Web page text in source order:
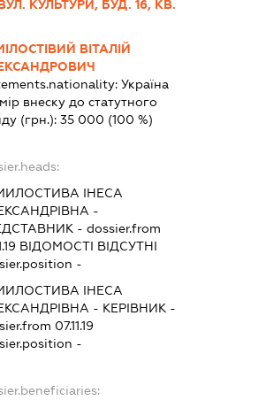
КУЛЬТУРИ, БУД. 16, КВ.
ВІТАЛІЙ
Україна
внеску до статутного
(грн.): 35 000 (100 %)
ІНЕСА
-
- dossier.from
ВІДОМОСТІ ВІДСУТНІ
-
ІНЕСА
- КЕРІВНИК -
07.11.19
-